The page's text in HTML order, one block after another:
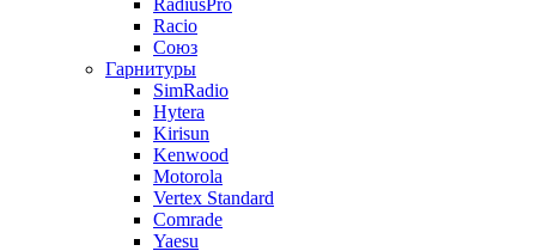
Racio
Союз
Гарнитуры
SimRadio
Hytera
Kirisun
Kenwood
Motorola
Vertex Standard
Comrade
Yaesu